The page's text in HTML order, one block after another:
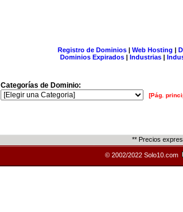
Registro de Dominios| Web Hosting |
Dominios Expirados | Industrias |
Categorías de Dominio:
[Pág.
** Precios
© 2002/2022 Solo10.com